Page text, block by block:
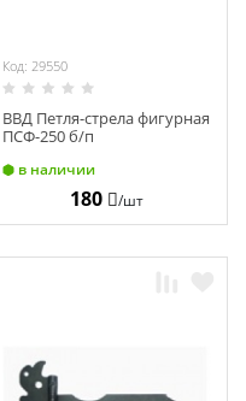
Код: 29550
ВВД Петля-стрела фигурная
ПСФ-250 б/п
в наличии
180 /шт